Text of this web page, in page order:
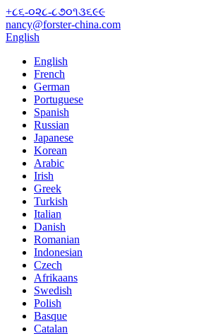
+૮૬-૦૨૮-૮૭૦૧૩૬૯૯
nancy@forster-china.com
English
English
French
German
Portuguese
Spanish
Russian
Japanese
Korean
Arabic
Irish
Greek
Turkish
Italian
Danish
Romanian
Indonesian
Czech
Afrikaans
Swedish
Polish
Basque
Catalan